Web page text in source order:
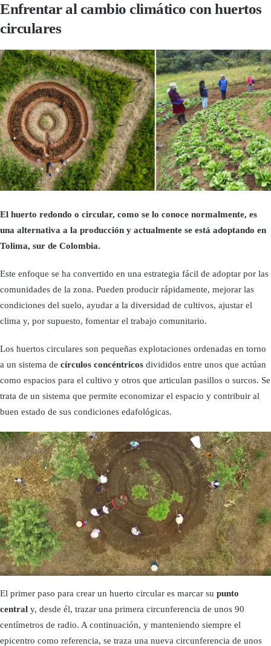
Enfrentar al cambio climático con huertos
circulares
El huerto redondo o circular, como se lo conoce normalmente, es
una alternativa a la producción y actualmente se está adoptando en
Tolima, sur de Colombia.
Este enfoque se ha convertido en una estrategia fácil de adoptar por las
comunidades de la zona. Pueden producir rápidamente, mejorar las
condiciones del suelo, ayudar a la diversidad de cultivos, ajustar el
clima y, por supuesto, fomentar el trabajo comunitario.
Los huertos circulares son pequeñas explotaciones ordenadas en torno
a un sistema de círculos concéntricos divididos entre unos que actúan
como espacios para el cultivo y otros que articulan pasillos o surcos. Se
trata de un sistema que permite economizar el espacio y contribuir al
buen estado de sus condiciones edafológicas.
El primer paso para crear un huerto circular es marcar su punto
central y, desde él, trazar una primera circunferencia de unos 90
centímetros de radio. A continuación, y manteniendo siempre el
epicentro como referencia, se traza una nueva circunferencia de unos